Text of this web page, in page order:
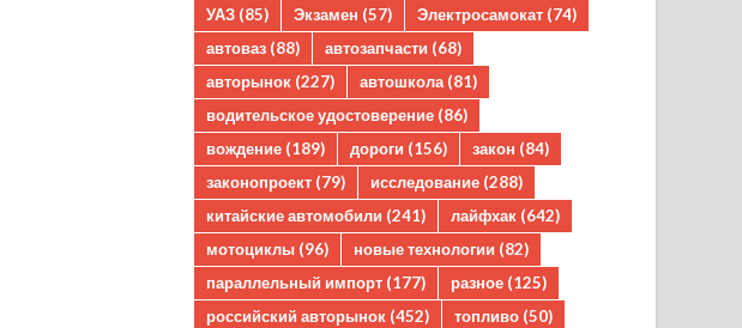
УАЗ (85) Экзамен (57) Электросамокат (74)
автоваз (88) автозапчасти (68)
авторынок (227) автошкола (81)
водительское удостоверение (86)
вождение (189) дороги (156) закон (84)
законопроект (79) исследование (288)
китайские автомобили (241) лайфхак (642)
мотоциклы (96) новые технологии (82)
параллельный импорт (177) разное (125)
российский авторынок (452) топливо (50)